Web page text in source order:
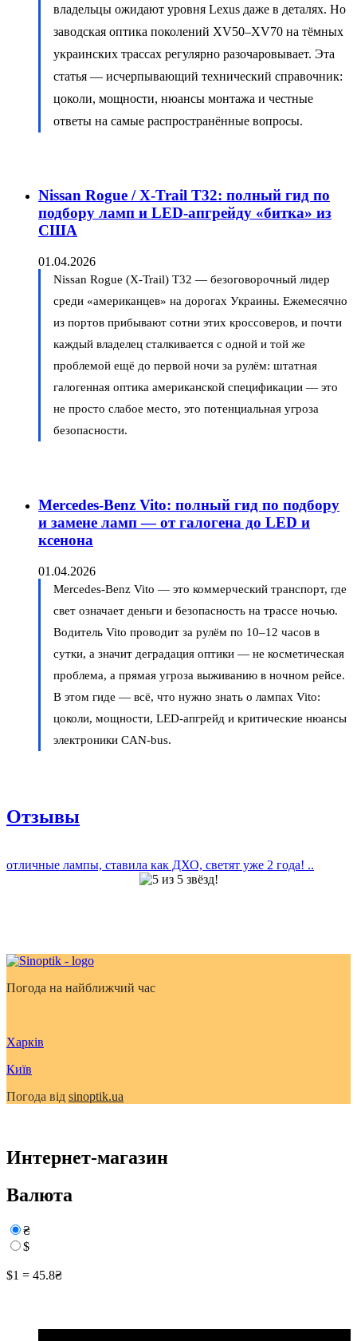
владельцы ожидают уровня Lexus даже в деталях. Но
заводская оптика поколений XV50–XV70 на тёмных
украинских трассах регулярно разочаровывает. Эта
статья — исчерпывающий технический справочник:
цоколи, мощности, нюансы монтажа и честные
ответы на самые распространённые вопросы.
Nissan Rogue / X-Trail T32: полный гид по
подбору ламп и LED-апгрейду «битка» из
США
01.04.2026
Nissan Rogue (X-Trail) T32 — безоговорочный лидер
среди «американцев» на дорогах Украины. Ежемесячно
из портов прибывают сотни этих кроссоверов, и почти
каждый владелец сталкивается с одной и той же
проблемой ещё до первой ночи за рулём: штатная
галогенная оптика американской спецификации — это
не просто слабое место, это потенциальная угроза
безопасности.
Mercedes-Benz Vito: полный гид по подбору
и замене ламп — от галогена до LED и
ксенона
01.04.2026
Mercedes-Benz Vito — это коммерческий транспорт, где
свет означает деньги и безопасность на трассе ночью.
Водитель Vito проводит за рулём по 10–12 часов в
сутки, а значит деградация оптики — не косметическая
проблема, а прямая угроза выживанию в ночном рейсе.
В этом гиде — всё, что нужно знать о лампах Vito:
цоколи, мощности, LED-апгрейд и критические нюансы
электроники CAN-bus.
Отзывы
отличные лампы, ставила как ДХО, светят уже 2 года! ..
Погода на найближчий час
Харків
Київ
Погода від sinoptik.ua
Интернет-магазин
Валюта
₴
$
$1 = 45.8₴